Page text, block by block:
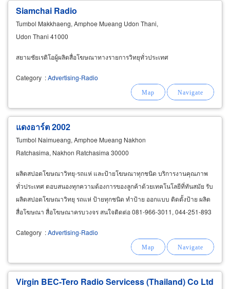
Siamchai Radio
Tumbol Makkhaeng, Amphoe Mueang Udon Thani,
Udon Thani 41000
สยามชัยเรดิโอผู้ผลิตสื่อโฆษณาทางรายการวิทยุทั่วประเทศ
Category :Advertising-Radio
แดงอาร์ต 2002
Tumbol Naimueang, Amphoe Mueang Nakhon
Ratchasima, Nakhon Ratchasima 30000
ผลิตสปอตโฆษณาวิทยุ-รถแห่ และป้ายโฆษณาทุกชนิด บริการงานคุณภาพ
ทั่วประเทศ ตอบสนองทุกความต้องการของลูกค้าด้วยเทคโนโลยีที่ทันสมัย รับ
ผลิตสปอตโฆษณาวิทยุ รถแห่ ป้ายทุกชนิด ทำป้าย ออกแบบ ติดตั้งป้าย ผลิต
สื่อโฆษณา สื่อโฆษณาครบวงจร สนใจติดต่อ 081-966-3011, 044-251-893
Category :Advertising-Radio
Virgin BEC-Tero Radio Servicess (Thailand) Co Ltd